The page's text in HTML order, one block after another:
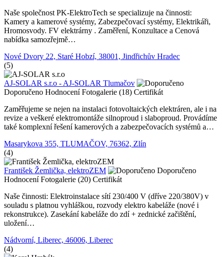
Naše společnost PK-ElektroTech se specializuje na činnosti:
Kamery a kamerové systémy, Zabezpečovací systémy, Elektrikáři,
Hromosvody. FV elektrárny . Zaměření, Konzultace a Cenová
nabídka samozřejmě…
Nové Dvory 22, Staré Hobzí, 38001, Jindřichův Hradec
(5)
AJ-SOLAR s.r.o - AJ-SOLAR Tlumačov
Doporučeno Hodnocení Fotogalerie (18) Certifikát
Zaměřujeme se nejen na instalaci fotovoltaických elektráren, ale i na
revize a veškeré elektromontáže silnoproud i slaboproud. Provádíme
také komplexní řešení kamerových a zabezpečovacích systémů a…
Masarykova 355, TLUMAČOV, 76362, Zlín
(4)
František Žemlička, elektroZEM
Doporučeno
Hodnocení Fotogalerie (20) Certifikát
Naše činnosti: Elektroinstalace sítí 230/400 V (dříve 220/380V) v
souladu s platnou vyhláškou, rozvody elektro kabeláže (nové i
rekonstrukce). Zasekání kabeláže do zdí + zednické začištění,
uložení…
Nádvorní, Liberec, 46006, Liberec
(4)